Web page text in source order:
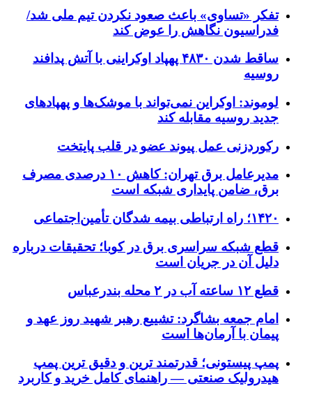
تفکر «تساوی» باعث صعود نکردن تیم ملی شد/
فدراسیون نگاهش را عوض کند
ساقط شدن ۴۸۳۰ پهپاد اوکراینی با آتش پدافند
روسیه
لوموند: اوکراین نمی‌تواند با موشک‌ها و پهپادهای
جدید روسیه مقابله کند
رکوردزنی عمل پیوند عضو در قلب پایتخت
مدیرعامل برق تهران: کاهش ۱۰ درصدی مصرف
برق، ضامن پایداری شبکه است
۱۴۲۰؛ راه ارتباطی بیمه شدگان تأمین‌اجتماعی
قطع شبکه سراسری برق در کوبا؛ تحقیقات درباره
دلیل آن در جریان است
قطع ۱۲ ساعته آب در ۲ محله بندرعباس
امام جمعه بشاگرد: تشییع رهبر شهید روز عهد و
پیمان با آرمان‌ها است
پمپ پیستونی؛ قدرتمند ترین و دقیق‌ ترین پمپ
هیدرولیک صنعتی — راهنمای کامل خرید و کاربرد